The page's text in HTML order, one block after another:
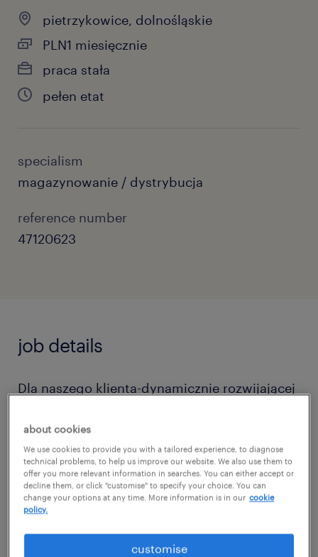
pietrzykowice, dolnośląskie
PLN1 miesięcznie
praca stała
pełen etat
specialism
magazynowanie / dystrybucja
reference number
47120623
job details
Dla naszego klienta-dynamicznie rozwijającej
kandydata na stanowisko Warehouse
Manager.
zadania
Pełna odpowiedzialność za
funkcjonowanie i codzienne zarządzanie
about cookies
We use cookies to provide you with a tailored experience, to diagnose
technical problems, to help us improve our website. We also use them to
offer you more relevant information in searches. You can either accept or
decline them, or click "customise" to specify your choice. You can
change your options at any time. More information is in our cookie
policy.
customise